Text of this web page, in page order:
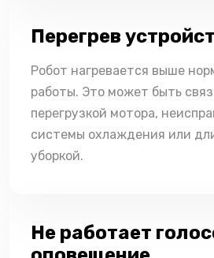
Перегрев
Робот нагревается выше
работы. Это может быть
перегрузкой мотора,
системы охлаждения или
уборкой.
Не работает